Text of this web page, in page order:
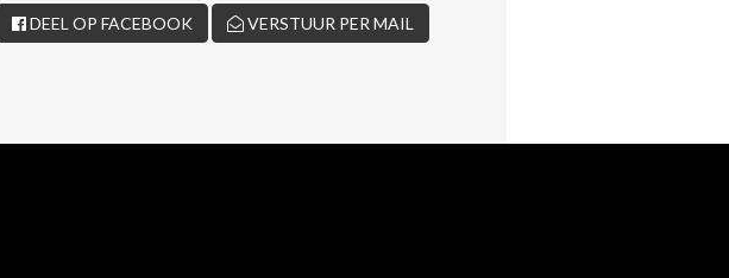
DEEL OP FACEBOOK VERSTUUR PER MAIL